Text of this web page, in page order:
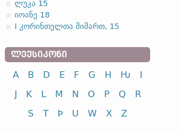
ლუკა 15
იოანე 18
I კორინთელთა მიმართ, 15
ᲚᲔᲥᲡᲘᲙᲝᲜᲘ
A B D E F G H Ƕ
I
J
K L M N O P Q
R
S
T Þ U W X Z